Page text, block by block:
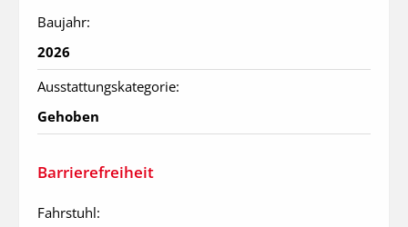
Baujahr:
2026
Ausstattungskategorie:
Gehoben
Barrierefreiheit
Fahrstuhl: